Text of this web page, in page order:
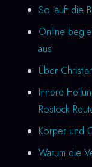
So läuft die
Online
aus
Über
Innere
Rostock
Körper und
Warum die